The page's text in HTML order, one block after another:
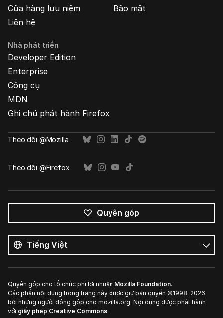
Cửa hàng lưu niệm
Liên hệ
Bảo mật
Nhà phát triển
Developer Edition
Enterprise
Công cụ
MDN
Ghi chú phát hành Firefox
Theo dõi @Mozilla
Theo dõi @Firefox
Quyên góp
cả
ngôn
ngữ
Ngôn
ngữ
Quyên góp cho tổ chức phi lợi nhuận Mozilla Foundation.
Các phần nội dung trong trang này được giữ bản quyền ©1998–2026
bởi những người đóng góp cho mozilla.org. Nội dung được phát hành
với giấy phép Creative Commons.